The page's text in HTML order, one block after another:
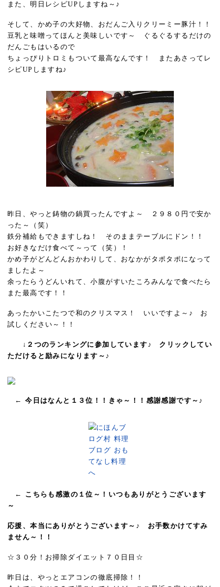
また、明日レシピUPしますね～♪
そして、かめ子の大好物、おだんご入りクリーミー豚汁！！
豆乳と味噌ってほんと美味しいです～ ぐるぐるするだけの
だんごもはいるので
ちょっぴりトロミもついて最高なんです！ またあさってレ
シピUPしますね♪
昨日、やっと鋳物の鍋買ったんですよ～ ２９８０円で安か
った～（笑）
鉄分補給もできますしね！ そのままテーブルにドン！！
お好きなだけ食べて～って（笑）！
かめ子がどんどんおかわりして、おなかがタポタポになって
ましたよ～
余ったらうどんいれて、小腹がすいたころみんなで食べたら
また最高です！！
あったかいこたつで和のクリスマス！ いいですよ～♪ お
試しください～！！
↓２つのランキングに参加しています♪ クリックしてい
ただけると励みになります～♪
← 今日はなんと１３位！！きゃ～！！感謝感謝です～♪
← こちらも感激の１位～！いつもありがとうございます
～
応援、本当にありがとうございます～♪ お手数かけてすみ
ません～！！
☆３０分！お掃除ダイエット７０日目☆
昨日は、やっとエアコンの徹底掃除！！